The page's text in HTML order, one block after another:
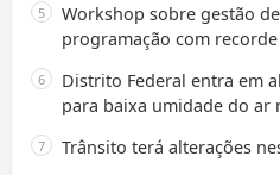
Workshop sobre gestão
programação com
Distrito Federal entra em
para baixa umidade do ar
Trânsito terá alterações